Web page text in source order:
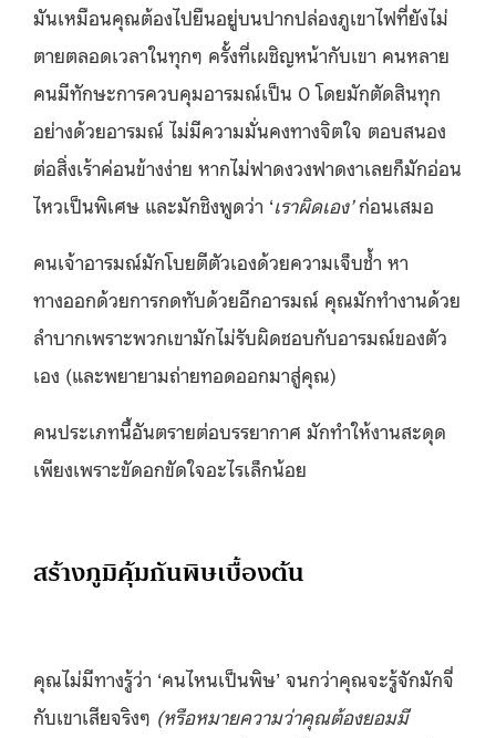
มันเหมือนคุณต้องไปยืนอยู่บนปากปล่องภูเขาไฟที่ยังไม่
ตายตลอดเวลาในทุกๆ ครั้งที่เผชิญหน้ากับเขา คนหลาย
คนมีทักษะการควบคุมอารมณ์เป็น 0 โดยมักตัดสินทุก
อย่างด้วยอารมณ์ ไม่มีความมั่นคงทางจิตใจ ตอบสนอง
ต่อสิ่งเร้าค่อนข้างง่าย หากไม่ฟาดงวงฟาดงาเลยก็มักอ่อน
ไหวเป็นพิเศษ และมักชิงพูดว่า ‘เราผิดเอง’ก่อนเสมอ
คนเจ้าอารมณ์มักโบยตีตัวเองด้วยความเจ็บช้ำ หา
ทางออกด้วยการกดทับด้วยอีกอารมณ์ คุณมักทำงานด้วย
ลำบากเพราะพวกเขามักไม่รับผิดชอบกับอารมณ์ของตัว
เอง (และพยายามถ่ายทอดออกมาสู่คุณ)
คนประเภทนี้อันตรายต่อบรรยากาศ มักทำให้งานสะดุด
เพียงเพราะขัดอกขัดใจอะไรเล็กน้อย
สร้างภูมิคุ้มกันพิษเบื้องต้น
คุณไม่มีทางรู้ว่า ‘คนไหนเป็นพิษ’ จนกว่าคุณจะรู้จักมักจี่
กับเขาเสียจริงๆ (หรือหมายความว่าคุณต้องยอมมี